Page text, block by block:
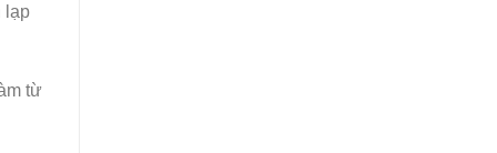
lạp
từ